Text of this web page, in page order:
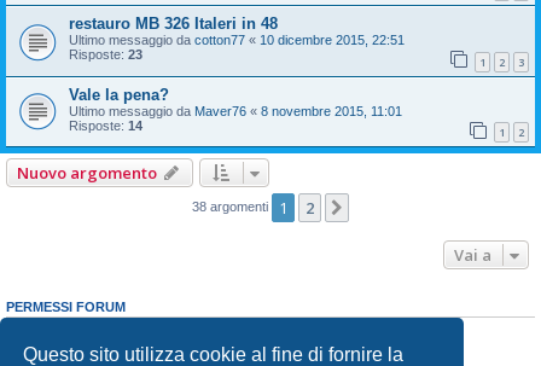
Questo sito utilizza cookie al fine di fornire la
restauro MB 326 Italeri in 48
Ultimo messaggio da cotton77 « 10 dicembre 2015, 22:51
Risposte: 23 1 2 3
Vale la pena?
Ultimo messaggio da Maver76 « 8 novembre 2015, 11:01
Risposte: 14 1 2
Nuovo argomento
38 argomenti 1 2
Vai a
PERMESSI FORUM
Non puoi
rispondere negli argomenti